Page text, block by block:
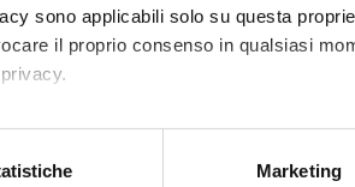
sono applicabili solo su questa
il proprio consenso in qualsiasi
preferenze nellasezione dettagli. Puoi
sui cookie.
Marketing